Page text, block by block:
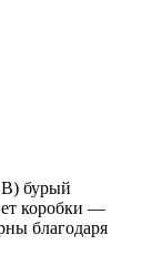
бурый
коробки —
благодаря